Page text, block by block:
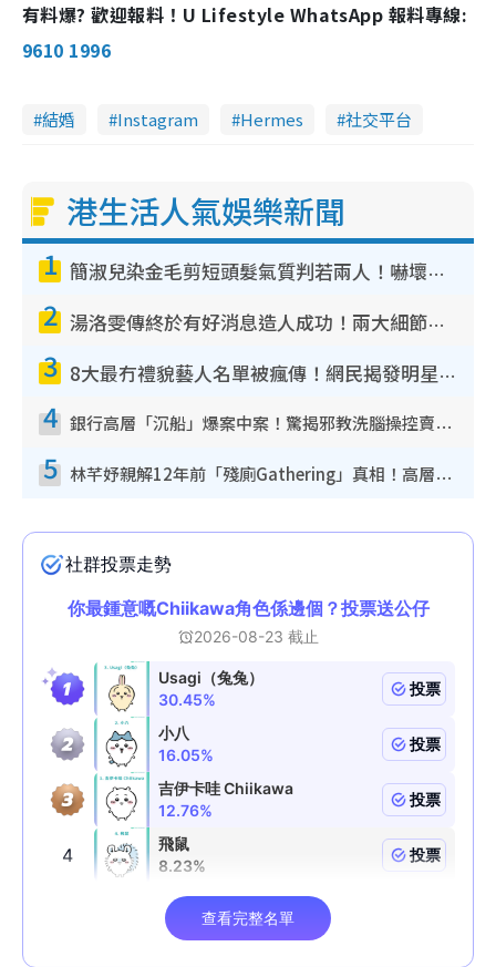
有料爆? 歡迎報料！U Lifestyle WhatsApp 報料專線:
9610 1996
結婚 Instagram Hermes 社交平台
港生活人氣娛樂新聞
1 簡淑兒染金毛剪短頭髮氣質判若兩人！嚇壞老公麥大力都認唔出：「你做咩事？」
2 湯洛雯傳終於有好消息造人成功！兩大細節曝孕味極濃惹猜測：大肚婆先會咁！
3 8大最冇禮貌藝人名單被瘋傳！網民揭發明星真面目 一致數臭呢位係無品天花板？
4 銀行高層「沉船」爆案中案！驚揭邪教洗腦操控賣淫被吞600萬 幕後黑手講多錯多
5 林芊妤親解12年前「殘廁Gathering」真相！高層解約一句話重創尊嚴至今拒返TVB